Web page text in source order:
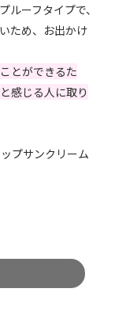
ーフタイプで、
ため、お出かけ
とができるた
感じる人に取り
プサンクリーム